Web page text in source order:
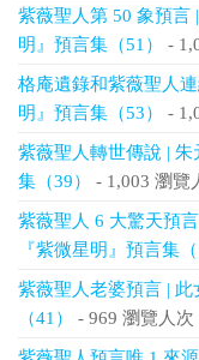
紫薇聖人第 50 象預言
明』預言集（51）
-
格庵遺錄和紫薇聖人
明』預言集（53）
-
紫薇聖人轉世傳說 |
集（39）
- 1,003 瀏覽
紫薇聖人 6 大驚天預
『紫微星明』預言集（
紫薇聖人老婆預言 |
（41）
- 969 瀏覽人次